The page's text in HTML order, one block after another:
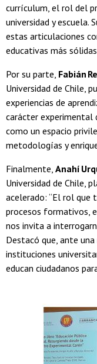
currículum, el rol del
universidad y escuela.
estas articulaciones
educativas más
Por su parte, Fabián
Universidad de Chile,
experiencias de
carácter experimental
como un espacio
metodologías y
Finalmente, Anahí
Universidad de Chile,
acelerado: “El rol que
procesos formativos,
nos invita a
Destacó que, ante
instituciones
educan ciudadanos